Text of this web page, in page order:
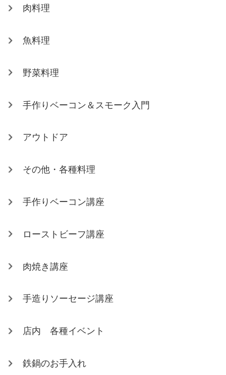
肉料理
魚料理
野菜料理
手作りベーコン＆スモーク入門
アウトドア
その他・各種料理
手作りベーコン講座
ローストビーフ講座
肉焼き講座
手造りソーセージ講座
店内 各種イベント
鉄鍋のお手入れ